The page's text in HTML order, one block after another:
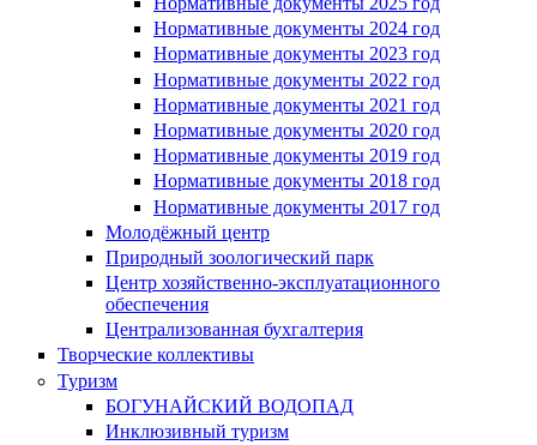
Нормативные документы 2024 год
Нормативные документы 2023 год
Нормативные документы 2022 год
Нормативные документы 2021 год
Нормативные документы 2020 год
Нормативные документы 2019 год
Нормативные документы 2018 год
Нормативные документы 2017 год
Молодёжный центр
Природный зоологический парк
Центр хозяйственно-эксплуатационного
обеспечения
Централизованная бухгалтерия
Творческие коллективы
Туризм
БОГУНАЙСКИЙ ВОДОПАД
Инклюзивный туризм